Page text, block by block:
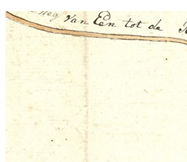
Drents Archief